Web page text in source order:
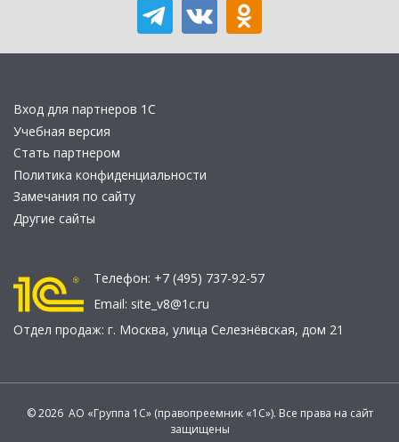
Вход для партнеров 1С
Учебная версия
Стать партнером
Политика конфиденциальности
Замечания по сайту
Другие сайты
Телефон: +7 (495) 737-92-57
Email: site_v8@1c.ru
Отдел продаж: г. Москва, улица Селезнёвская, дом 21
© 2026 АО «Группа 1С» (правопреемник «1С»). Все права на сайт
защищены